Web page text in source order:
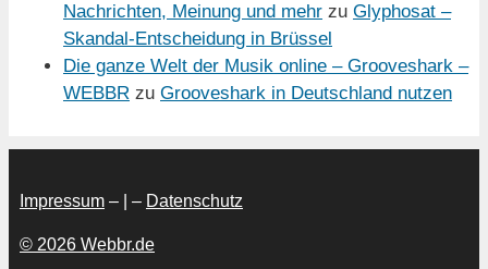
Nachrichten, Meinung und mehr zu Glyphosat –
Skandal-Entscheidung in Brüssel
Die ganze Welt der Musik online – Grooveshark –
WEBBR zu Grooveshark in Deutschland nutzen
Impressum – | – Datenschutz
© 2026 Webbr.de